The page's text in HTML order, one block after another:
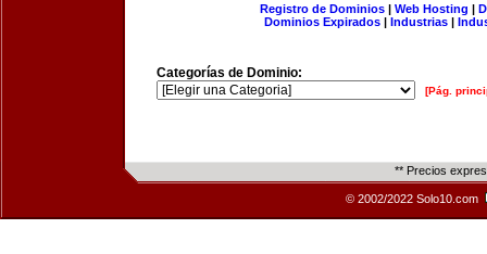
Registro de Dominios| Web Hosting |
Dominios Expirados | Industrias |
Categorías de Dominio:
[Pág.
** Precios
© 2002/2022 Solo10.com